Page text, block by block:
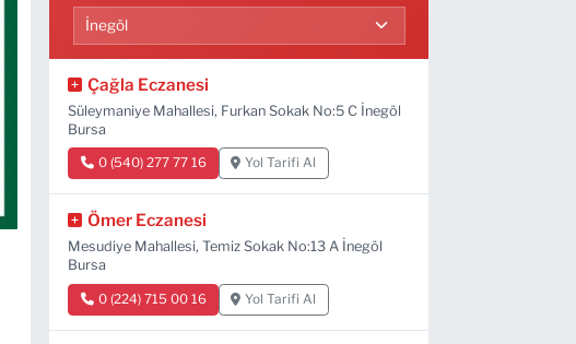
Çağla Eczanesi
Süleymaniye Mahallesi, Furkan Sokak No:5 C İnegöl
Bursa
0 (540) 277 77 16 Yol Tarifi Al
Ömer Eczanesi
Mesudiye Mahallesi, Temiz Sokak No:13 A İnegöl
Bursa
0 (224) 715 00 16 Yol Tarifi Al